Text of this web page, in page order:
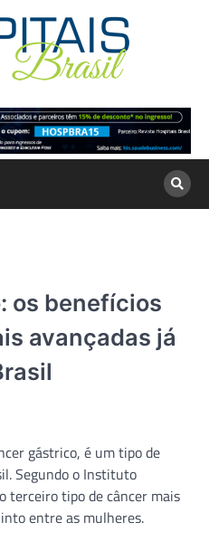
os benefícios
avançadas já
gástrico, é um tipo de
Segundo o Instituto
terceiro tipo de câncer mais
entre as mulheres.